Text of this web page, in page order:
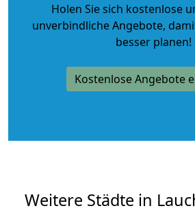
Holen Sie sich kostenlose
unverbindliche Angebote,
besser planen!
Kostenlose Angebote
Weitere Städte in